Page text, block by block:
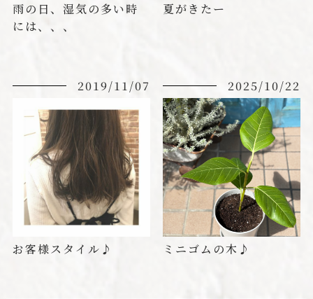
雨の日、湿気の多い時
には、、、
夏がきたー
2019/11/07
お客様スタイル♪
2025/10/22
ミニゴムの木♪